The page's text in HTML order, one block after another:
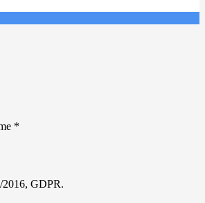
*
2016, GDPR.